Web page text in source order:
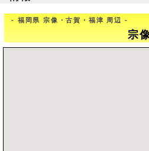
- 福岡県 宗像・古賀・福津 周辺 -
宗